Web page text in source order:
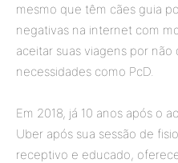
mesmo que têm cães guia
negativas na internet com
aceitar suas viagens por
necessidades como PcD.
Em 2018, já 10 anos após o
Uber após sua sessão de
receptivo e educado,